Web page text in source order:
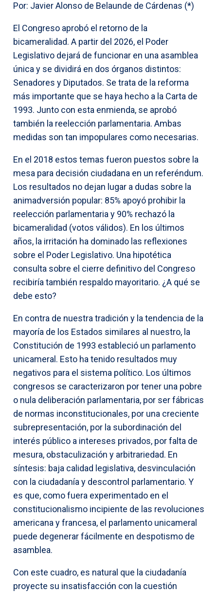
Por: Javier Alonso de Belaunde de Cárdenas (*)
El Congreso aprobó el retorno de la
bicameralidad. A partir del 2026, el Poder
Legislativo dejará de funcionar en una asamblea
única y se dividirá en dos órganos distintos:
Senadores y Diputados. Se trata de la reforma
más importante que se haya hecho a la Carta de
1993. Junto con esta enmienda, se aprobó
también la reelección parlamentaria. Ambas
medidas son tan impopulares como necesarias.
En el 2018 estos temas fueron puestos sobre la
mesa para decisión ciudadana en un referéndum.
Los resultados no dejan lugar a dudas sobre la
animadversión popular: 85% apoyó prohibir la
reelección parlamentaria y 90% rechazó la
bicameralidad (votos válidos). En los últimos
años, la irritación ha dominado las reflexiones
sobre el Poder Legislativo. Una hipotética
consulta sobre el cierre definitivo del Congreso
recibiría también respaldo mayoritario. ¿A qué se
debe esto?
En contra de nuestra tradición y la tendencia de la
mayoría de los Estados similares al nuestro, la
Constitución de 1993 estableció un parlamento
unicameral. Esto ha tenido resultados muy
negativos para el sistema político. Los últimos
congresos se caracterizaron por tener una pobre
o nula deliberación parlamentaria, por ser fábricas
de normas inconstitucionales, por una creciente
subrepresentación, por la subordinación del
interés público a intereses privados, por falta de
mesura, obstaculización y arbitrariedad. En
síntesis: baja calidad legislativa, desvinculación
con la ciudadanía y descontrol parlamentario. Y
es que, como fuera experimentado en el
constitucionalismo incipiente de las revoluciones
americana y francesa, el parlamento unicameral
puede degenerar fácilmente en despotismo de
asamblea.
Con este cuadro, es natural que la ciudadanía
proyecte su insatisfacción con la cuestión